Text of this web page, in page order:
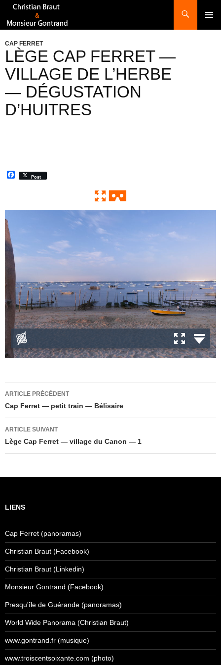
Recherche
AU
CAP FERRET
LÈGE CAP FERRET —
VILLAGE DE L’HERBE
— DÉGUSTATION
D’HUITRES
F
a
Post
Navigation
des
articles
ARTICLE PRÉCÉDENT
Cap Ferret — petit train — Bélisaire
ARTICLE SUIVANT
Lège Cap Ferret — village du Canon — 1
LIENS
Cap Ferret (panoramas)
Christian Braut (Facebook)
Christian Braut (Linkedin)
Monsieur Gontrand (Facebook)
Presqu'île de Guérande (panoramas)
World Wide Panorama (Christian Braut)
www.gontrand.fr (musique)
www.troiscentsoixante.com (photo)